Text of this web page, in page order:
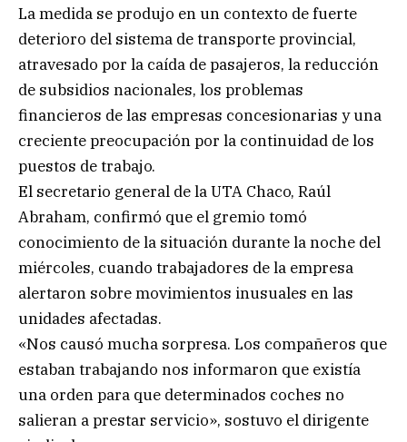
La medida se produjo en un contexto de fuerte
deterioro del sistema de transporte provincial,
atravesado por la caída de pasajeros, la reducción
de subsidios nacionales, los problemas
financieros de las empresas concesionarias y una
creciente preocupación por la continuidad de los
puestos de trabajo.
El secretario general de la UTA Chaco, Raúl
Abraham, confirmó que el gremio tomó
conocimiento de la situación durante la noche del
miércoles, cuando trabajadores de la empresa
alertaron sobre movimientos inusuales en las
unidades afectadas.
«Nos causó mucha sorpresa. Los compañeros que
estaban trabajando nos informaron que existía
una orden para que determinados coches no
salieran a prestar servicio», sostuvo el dirigente